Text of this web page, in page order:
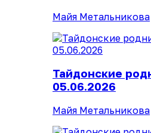
Майя Метальникова
Тайдонские
05.06.2026
Майя Метальникова